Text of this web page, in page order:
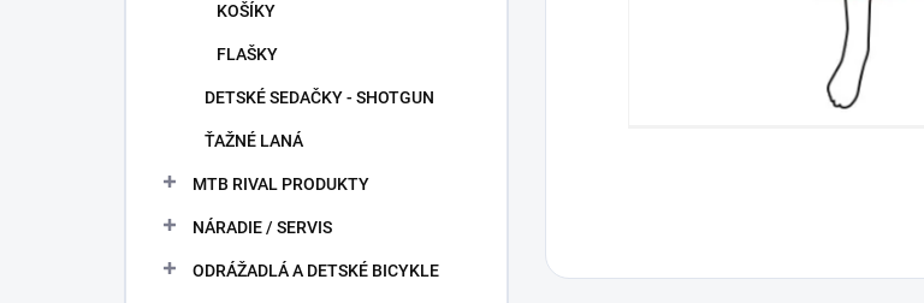
KOŠÍKY
FLAŠKY
DETSKÉ SEDAČKY - SHOTGUN
ŤAŽNÉ LANÁ
MTB RIVAL PRODUKTY
NÁRADIE / SERVIS
ODRÁŽADLÁ A DETSKÉ BICYKLE